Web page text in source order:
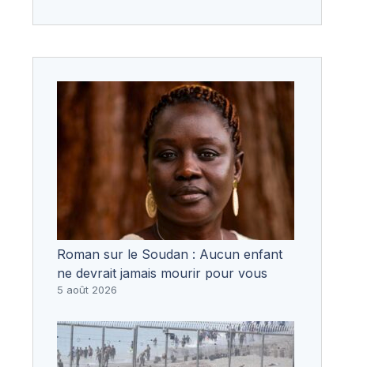
Roman sur le Soudan : Aucun enfant
ne devrait jamais mourir pour vous
5 août 2026